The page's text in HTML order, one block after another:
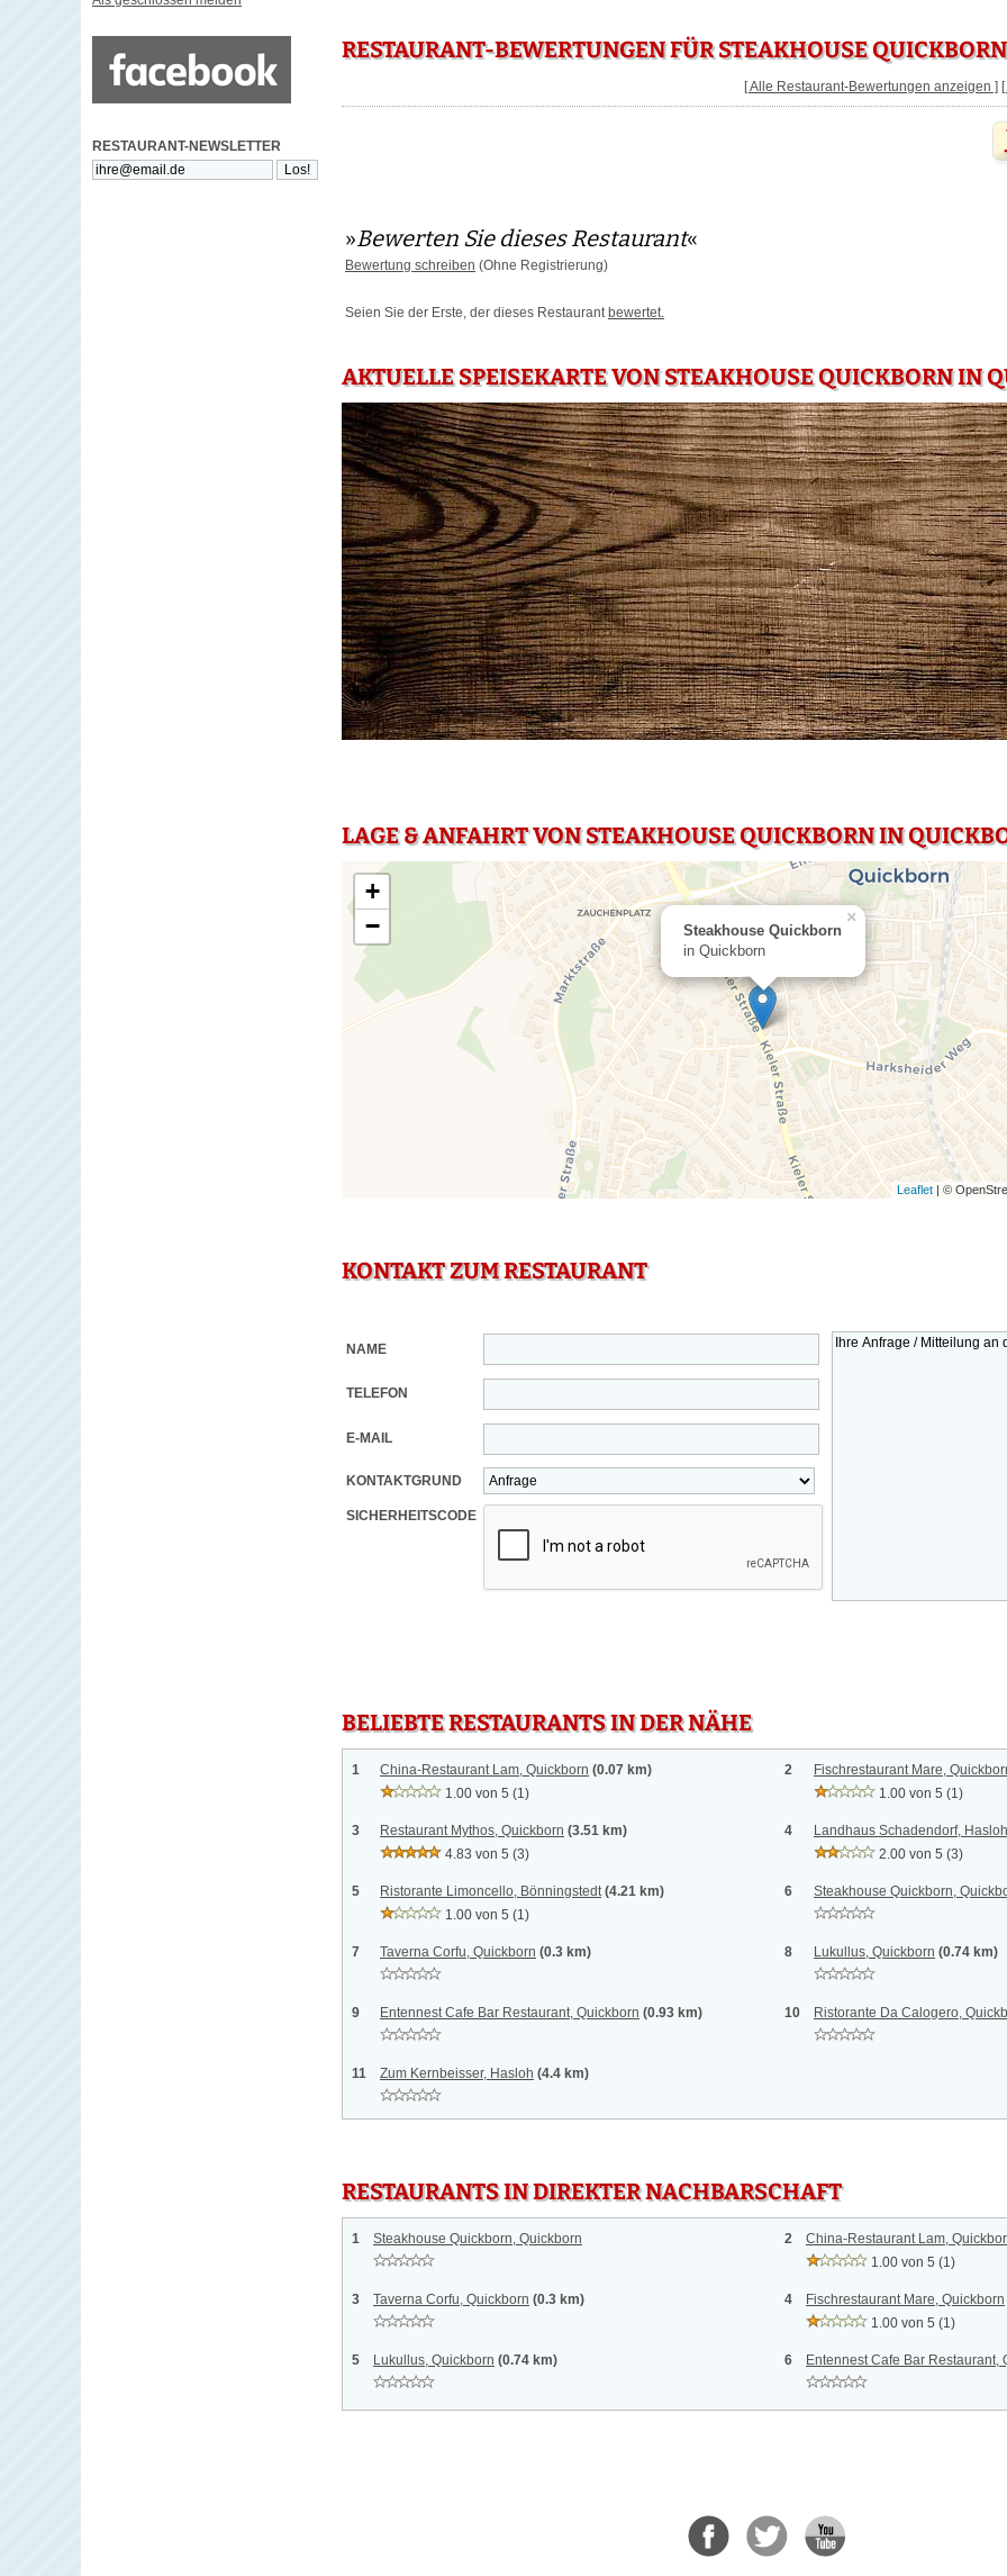
RESTAURANT-NEWSLETTER
RESTAURANT-BEWERTUNGEN FÜR STEAKHOUSE
[ Alle Restaurant-Bewertungen anzeigen ]
»Bewerten Sie dieses Restaurant«
Bewertung schreiben (Ohne Registrierung)
Seien Sie der Erste, der dieses Restaurant bewertet.
AKTUELLE SPEISEKARTE VON STEAKHOUSE QUICKBORN IN
LAGE & ANFAHRT VON STEAKHOUSE QUICKBORN IN
Steakhouse Quickborn
in Quickborn
×
+
−
Leaflet | ©
KONTAKT ZUM RESTAURANT
NAME
TELEFON
E-MAIL
KONTAKTGRUND
SICHERHEITSCODE
BELIEBTE RESTAURANTS IN DER NÄHE
1 China-Restaurant Lam, Quickborn (0.07 km)
1.00 von 5 (1)
2
Fischrestaurant Mare,
1.00 von 5 (1)
3 Restaurant Mythos, Quickborn (3.51 km)
4.83 von 5 (3)
4
Landhaus Schadendorf, Hasloh
2.00 von 5 (3)
5 Ristorante Limoncello, Bönningstedt (4.21 km)
1.00 von 5 (1)
6 Steakhouse Quickborn,
7 Taverna Corfu, Quickborn (0.3 km) 8 Lukullus, Quickborn (0.74 km)
9 Entennest Cafe Bar Restaurant, Quickborn (0.93 km) 10 Ristorante Da Calogero,
11 Zum Kernbeisser, Hasloh (4.4 km)
RESTAURANTS IN DIREKTER NACHBARSCHAFT
1 Steakhouse Quickborn, Quickborn 2
China-Restaurant Lam,
1.00 von 5 (1)
3 Taverna Corfu, Quickborn (0.3 km) 4
Fischrestaurant Mare, Quickborn
1.00 von 5 (1)
5 Lukullus, Quickborn (0.74 km) 6 Entennest Cafe Bar Restaurant,